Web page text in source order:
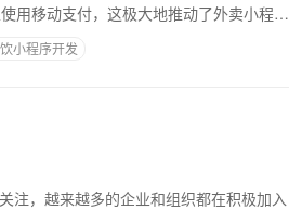
用移动支付，这极大地推动了外卖小程序
小程序开发
注，越来越多的企业和组织都在积极加入